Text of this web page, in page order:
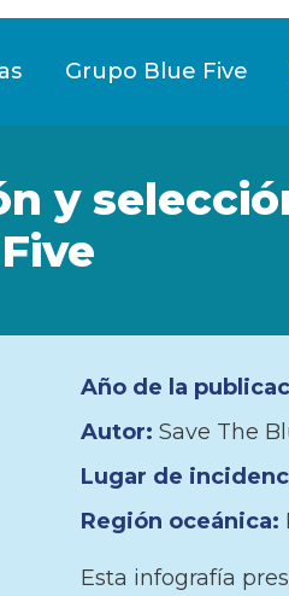
Grupo Blue Five
y
Año de la
Autor: Save The
Lugar de
Región oceánica:
Esta infografía